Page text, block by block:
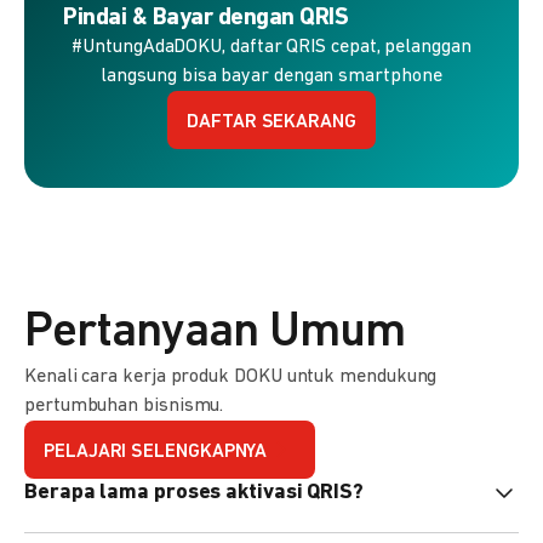
Pindai & Bayar dengan QRIS
#UntungAdaDOKU, daftar QRIS cepat, pelanggan
langsung bisa bayar dengan smartphone
DAFTAR SEKARANG
Pertanyaan Umum
Kenali cara kerja produk DOKU untuk mendukung
pertumbuhan bisnismu.
PELAJARI SELENGKAPNYA
Berapa lama proses aktivasi QRIS?